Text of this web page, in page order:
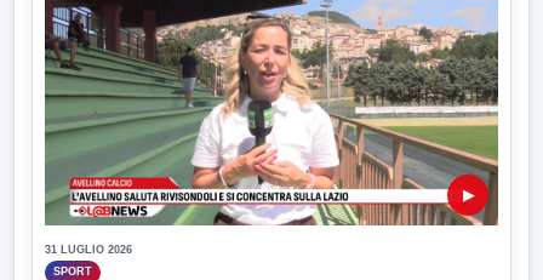
▶
31 LUGLIO 2026
SPORT